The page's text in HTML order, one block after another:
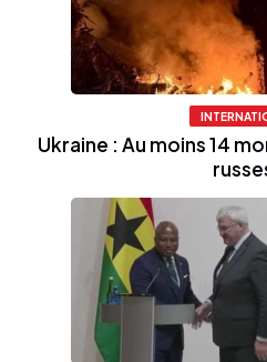
Ukraine : Au moins 14